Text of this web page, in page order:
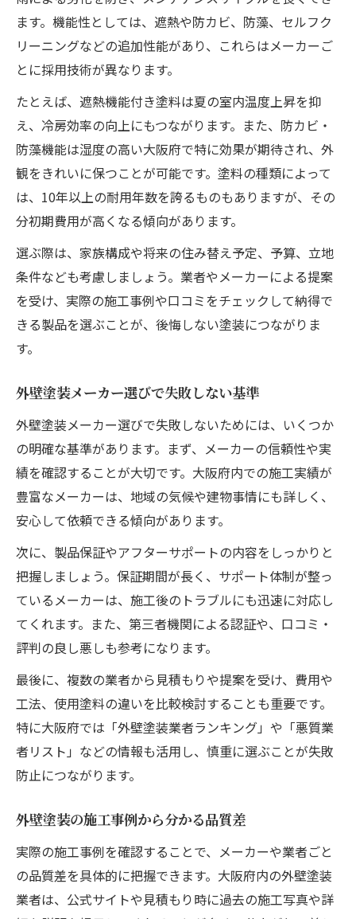
ます。機能性としては、遮熱や防カビ、防藻、セルフク
リーニングなどの追加性能があり、これらはメーカーご
とに採用技術が異なります。
たとえば、遮熱機能付き塗料は夏の室内温度上昇を抑
え、冷房効率の向上にもつながります。また、防カビ・
防藻機能は湿度の高い大阪府で特に効果が期待され、外
観をきれいに保つことが可能です。塗料の種類によって
は、10年以上の耐用年数を誇るものもありますが、その
分初期費用が高くなる傾向があります。
選ぶ際は、家族構成や将来の住み替え予定、予算、立地
条件なども考慮しましょう。業者やメーカーによる提案
を受け、実際の施工事例や口コミをチェックして納得で
きる製品を選ぶことが、後悔しない塗装につながりま
す。
外壁塗装メーカー選びで失敗しない基準
外壁塗装メーカー選びで失敗しないためには、いくつか
の明確な基準があります。まず、メーカーの信頼性や実
績を確認することが大切です。大阪府内での施工実績が
豊富なメーカーは、地域の気候や建物事情にも詳しく、
安心して依頼できる傾向があります。
次に、製品保証やアフターサポートの内容をしっかりと
把握しましょう。保証期間が長く、サポート体制が整っ
ているメーカーは、施工後のトラブルにも迅速に対応し
てくれます。また、第三者機関による認証や、口コミ・
評判の良し悪しも参考になります。
最後に、複数の業者から見積もりや提案を受け、費用や
工法、使用塗料の違いを比較検討することも重要です。
特に大阪府では「外壁塗装業者ランキング」や「悪質業
者リスト」などの情報も活用し、慎重に選ぶことが失敗
防止につながります。
外壁塗装の施工事例から分かる品質差
実際の施工事例を確認することで、メーカーや業者ごと
の品質差を具体的に把握できます。大阪府内の外壁塗装
業者は、公式サイトや見積もり時に過去の施工写真や詳